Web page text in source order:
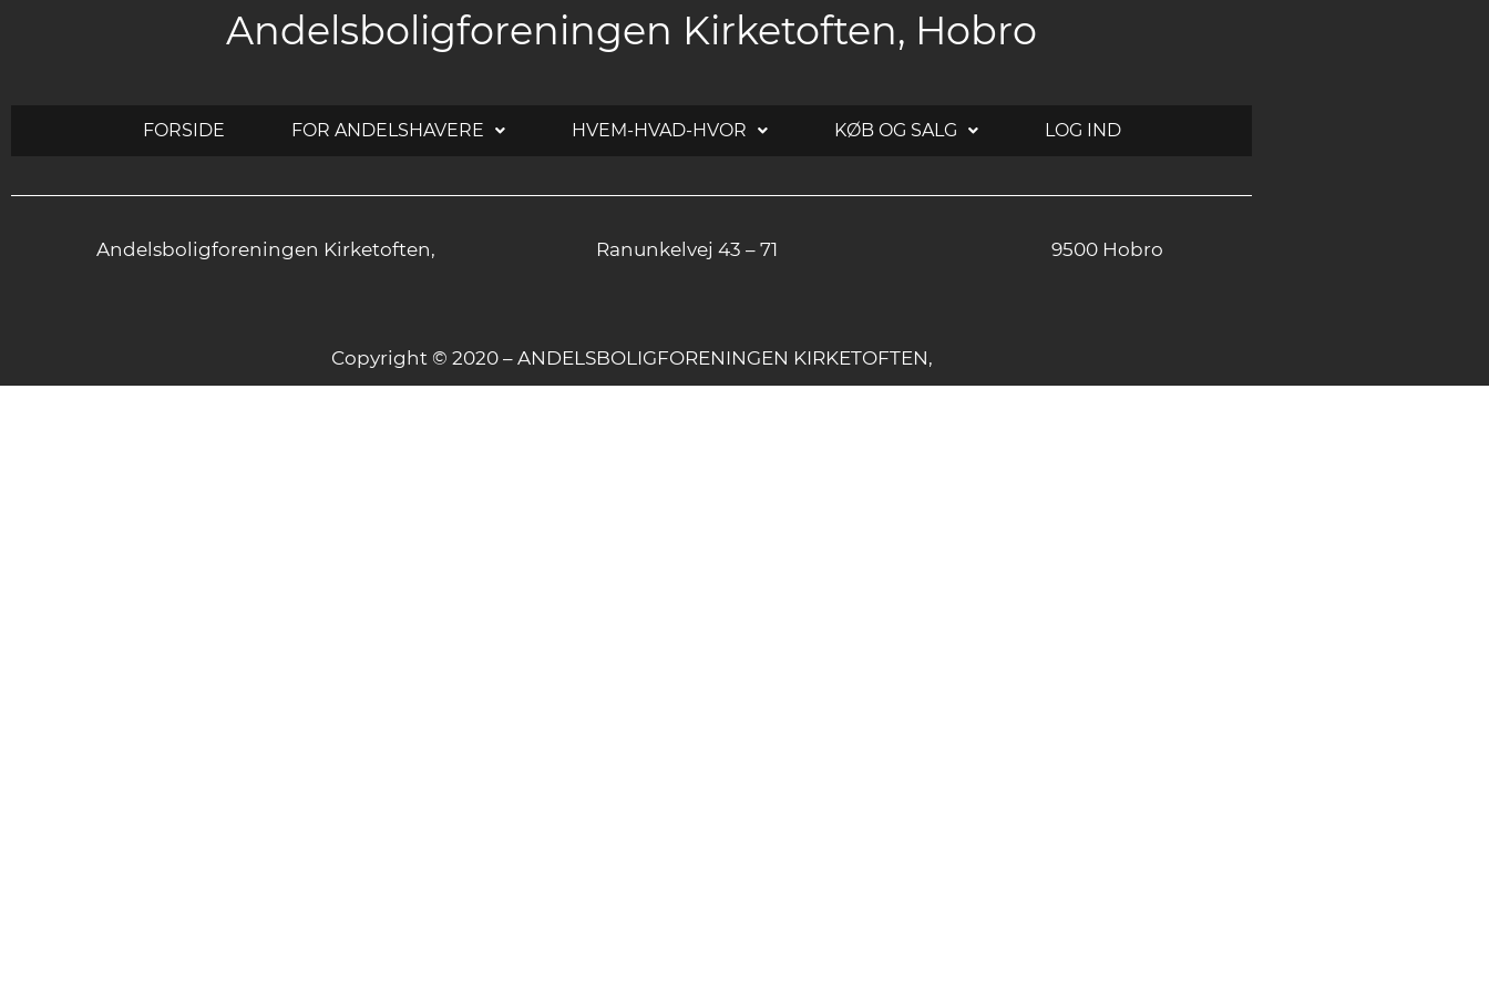
Andelsboligforeningen Kirketoften, Hobro
FORSIDE FOR ANDELSHAVERE HVEM-HVAD-HVOR KØB OG SALG LOG IND
Andelsboligforeningen Kirketoften, Ranunkelvej 43 – 71 9500 Hobro
Copyright © 2020 – ANDELSBOLIGFORENINGEN KIRKETOFTEN,